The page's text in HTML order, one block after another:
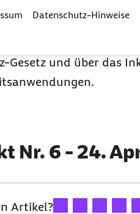
Datenschutz-Hinweise
zielen darauf ab,
den Versicherten zu
kompakt“ über
Gesetz und über das
Nr. 6 - 24.
Artikel?Ihre Bewertung: 1
Ihre Bewertung:
Ihre Ihre